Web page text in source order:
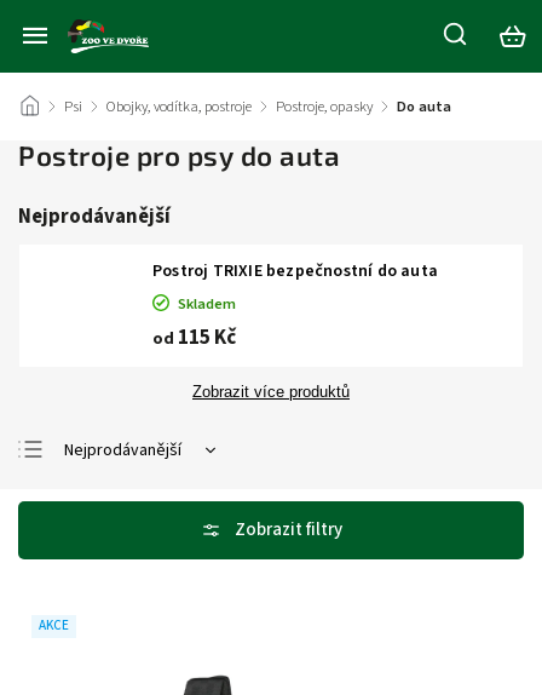
/ Psi / Obojky, vodítka, postroje / Postroje, opasky / Do auta
Postroje pro psy do auta
Nejprodávanější
Postroj TRIXIE bezpečnostní do auta
Skladem
od 115 Kč
Zobrazit více produktů
Nejprodávanější
Abecedně
AKCE